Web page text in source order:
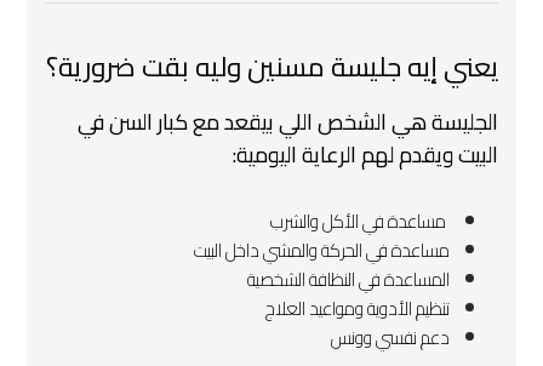
يعني إيه جليسة مسنين وليه بقت ضرورية؟
الجليسة هي الشخص اللي بيقعد مع كبار السن في
البيت ويقدم لهم الرعاية اليومية:
️ مساعدة في الأكل والشرب
مساعدة في الحركة والمشي داخل البيت
المساعدة في النظافة الشخصية
تنظيم الأدوية ومواعيد العلاج
دعم نفسي وونس